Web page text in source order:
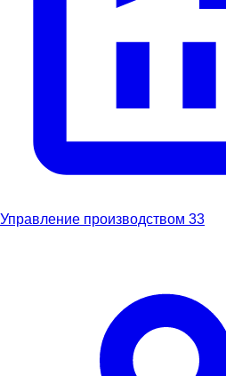
Управление производством 33